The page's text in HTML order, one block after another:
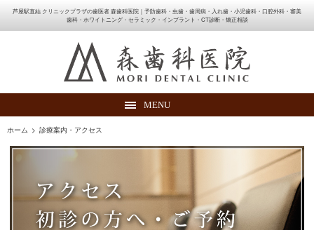
芦屋駅直結 クリニックプラザの歯医者 森歯科医院｜予防歯科・虫歯・歯周病・入れ歯・小児歯科・口腔外科・審美
歯科・ホワイトニング・セラミック・インプラント・CT診断・矯正相談
MENU
ホーム > 診療案内・アクセス